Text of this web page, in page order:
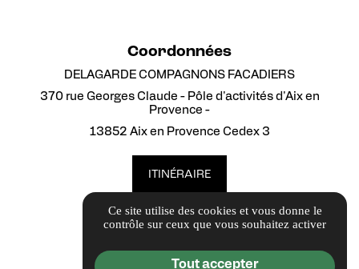
Coordonnées
DELAGARDE COMPAGNONS FACADIERS
370 rue Georges Claude - Pôle d'activités d'Aix en
Provence -
13852 Aix en Provence Cedex 3
ITINÉRAIRE
Contact
04 88 80 13 67
Ce site utilise des cookies et vous donne le
contrôle sur ceux que vous souhaitez activer
Tout accepter